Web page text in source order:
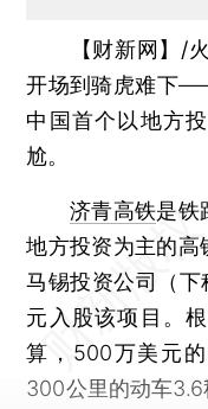
【财新网】/
开场到骑虎难下
中国首个以地方
尬。
济青高铁是铁
地方投资为主的高
马锡投资公司（
元入股该项目。
算，500万美元
300公里的动车